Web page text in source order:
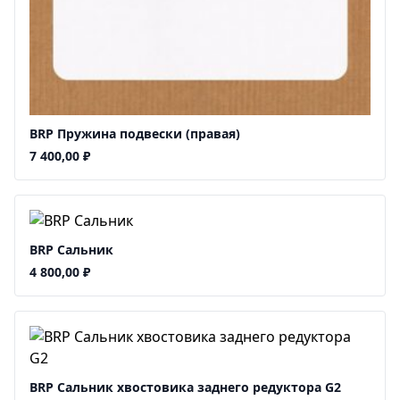
BRP Пружина подвески (правая)
7 400,00 ₽
BRP Сальник
4 800,00 ₽
BRP Сальник хвостовика заднего редуктора G2